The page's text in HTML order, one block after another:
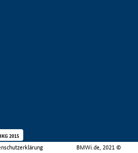
BMWi.de, 2021 ©
2015